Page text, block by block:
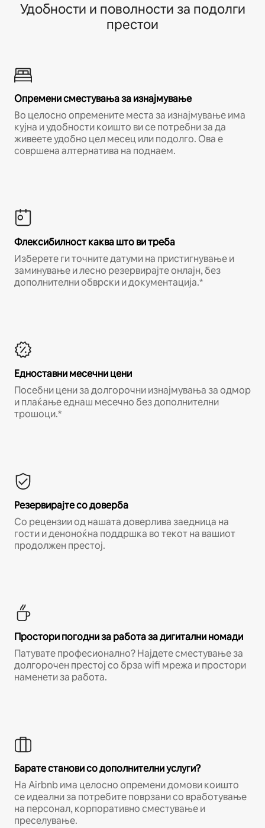
Удобности и поволности за подолги
престои
Опремени сместувања за изнајмување
Во целосно опремените места за изнајмување има
кујна и удобности коишто ви се потребни за да
живеете удобно цел месец или подолго. Ова е
совршена алтернатива на поднаем.
Флексибилност каква што ви треба
Изберете ги точните датуми на пристигнување и
заминување и лесно резервирајте онлајн, без
дополнителни обврски и документација.*
Едноставни месечни цени
Посебни цени за долгорочни изнајмувања за одмор
и плаќање еднаш месечно без дополнителни
трошоци.*
Резервирајте со доверба
Со рецензии од нашата доверлива заедница на
гости и деноноќна поддршка во текот на вашиот
продолжен престој.
Простори погодни за работа за дигитални номади
Патувате професионално? Најдете сместување за
долгорочен престој со брза wifi мрежа и простори
наменети за работа.
Барате станови со дополнителни услуги?
На Airbnb има целосно опремени домови коишто
се идеални за потребите поврзани со вработување
на персонал, корпоративно сместување и
преселување.